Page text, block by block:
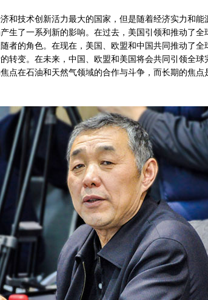
技术创新活力最大的国家，但是随着经济实力和能
生了一系列新的影响。在过去，美国引领和推动了
者的角色。在现在，美国、欧盟和中国共同推动了
转变。在未来，中国、欧盟和美国将会共同引领全
点在石油和天然气领域的合作与斗争，而长期的焦